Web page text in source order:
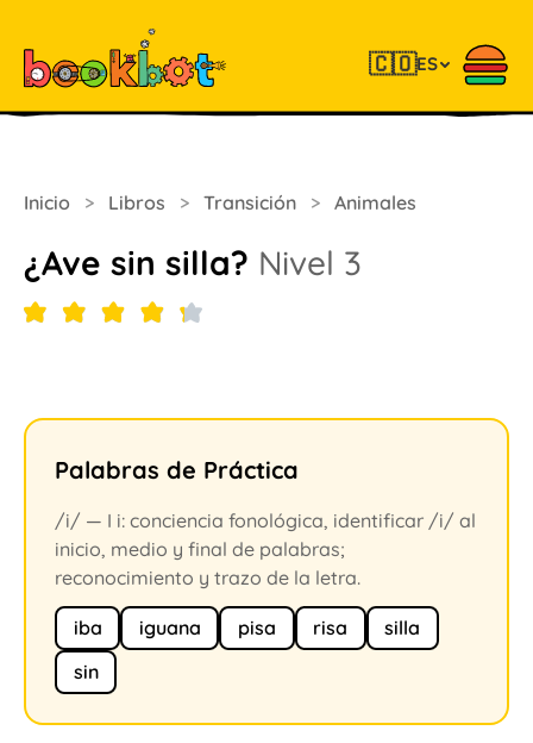
🇨🇴ES
Inicio > Libros > Transición > Animales
¿Ave sin silla? Nivel 3
Palabras de Práctica
/i/ — I i: conciencia fonológica, identificar /i/ al
inicio, medio y final de palabras;
reconocimiento y trazo de la letra.
iba iguana pisa risa
silla
sin